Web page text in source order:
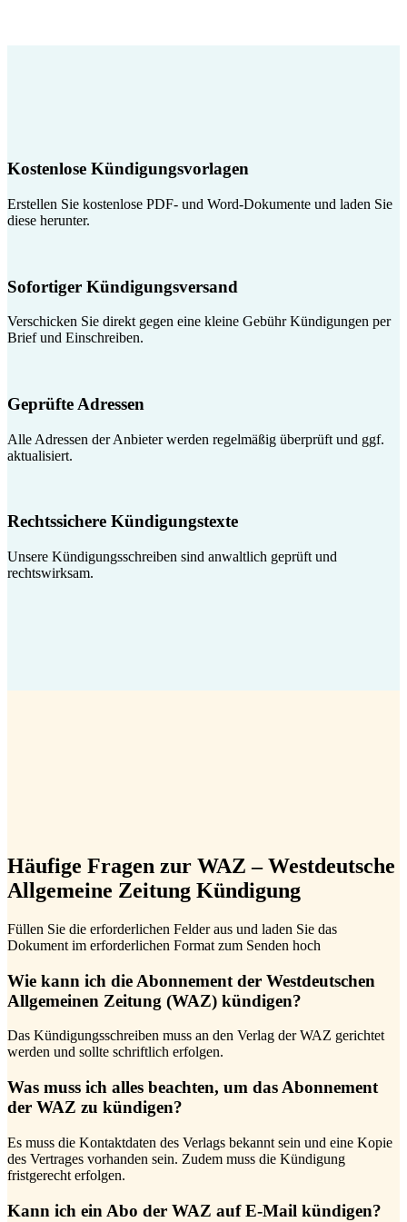
Kostenlose Kündigungsvorlagen
Erstellen Sie kostenlose PDF- und Word-Dokumente und laden Sie
diese herunter.
Sofortiger Kündigungsversand
Verschicken Sie direkt gegen eine kleine Gebühr Kündigungen per
Brief und Einschreiben.
Geprüfte Adressen
Alle Adressen der Anbieter werden regelmäßig überprüft und ggf.
aktualisiert.
Rechtssichere Kündigungstexte
Unsere Kündigungsschreiben sind anwaltlich geprüft und
rechtswirksam.
Häufige Fragen zur WAZ – Westdeutsche
Allgemeine Zeitung Kündigung
Füllen Sie die erforderlichen Felder aus und laden Sie das
Dokument im erforderlichen Format zum Senden hoch
Wie kann ich die Abonnement der Westdeutschen
Allgemeinen Zeitung (WAZ) kündigen?
Das Kündigungsschreiben muss an den Verlag der WAZ gerichtet
werden und sollte schriftlich erfolgen.
Was muss ich alles beachten, um das Abonnement
der WAZ zu kündigen?
Es muss die Kontaktdaten des Verlags bekannt sein und eine Kopie
des Vertrages vorhanden sein. Zudem muss die Kündigung
fristgerecht erfolgen.
Kann ich ein Abo der WAZ auf E-Mail kündigen?